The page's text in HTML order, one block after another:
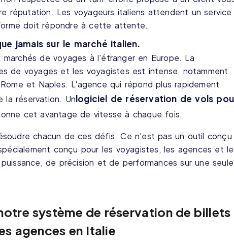
réputation. Les voyageurs italiens attendent un service
doit répondre à cette attente.
jamais sur le marché italien.
de voyages à l'étranger en Europe. La
de voyages et les voyagistes est intense, notamment
et Naples. L'agence qui répond plus rapidement
la réservation. Unlogiciel de réservation de vols
cet avantage de vitesse à chaque fois.
chacun de ces défis. Ce n'est pas un outil conçu
conçu pour les voyagistes, les agences et
de précision et de performances sur une seule
système de réservation de billets
agences en Italie